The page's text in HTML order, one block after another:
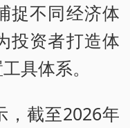
捉不同经济体
投资者打造体
具体系。
，截至2026年